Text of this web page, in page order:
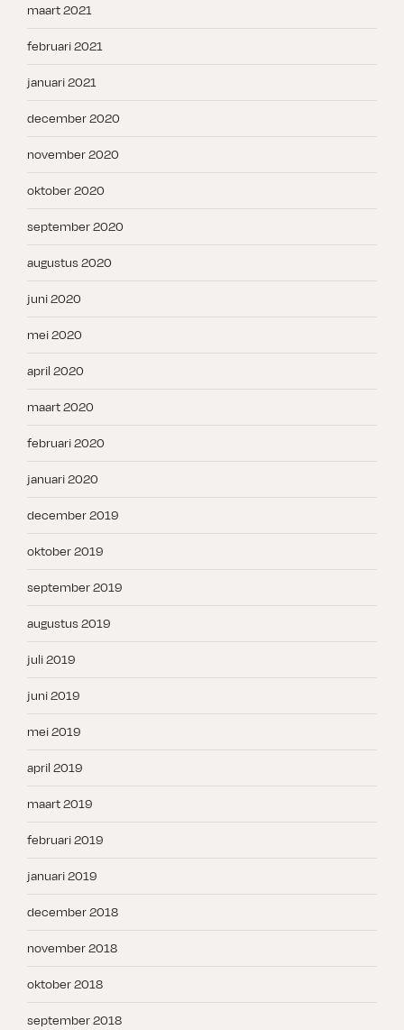
maart 2021
februari 2021
januari 2021
december 2020
november 2020
oktober 2020
september 2020
augustus 2020
juni 2020
mei 2020
april 2020
maart 2020
februari 2020
januari 2020
december 2019
oktober 2019
september 2019
augustus 2019
juli 2019
juni 2019
mei 2019
april 2019
maart 2019
februari 2019
januari 2019
december 2018
november 2018
oktober 2018
september 2018